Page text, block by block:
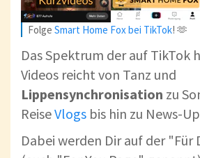
Folge Smart Home Fox bei TikTok! 🫶
Das Spektrum der auf TikTok
Videos reicht von Tanz und
Lippensynchronisation zu
ReiseVlogs bis hin zu News-
Dabei werden Dir auf der "Für